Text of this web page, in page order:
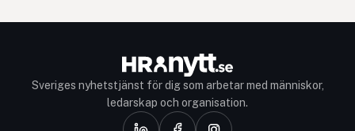
Sveriges nyhetstjänst för dig som arbetar med människor,
ledarskap och organisation.